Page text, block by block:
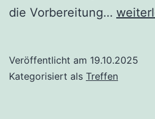
die Vorbereitung…
Veröffentlicht am 19.10.2025
Kategorisiert als Treffen